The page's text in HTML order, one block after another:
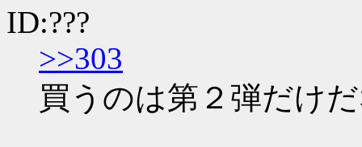
ID:???
>>303
買うのは第２弾だけ